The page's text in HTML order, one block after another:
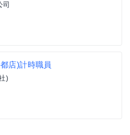
司
店)計時職員
)